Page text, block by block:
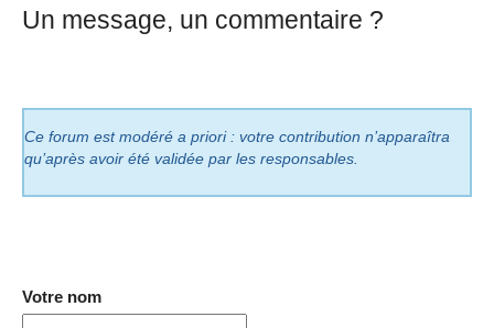
Un message, un commentaire ?
Ce forum est modéré a priori : votre contribution n’apparaîtra
qu’après avoir été validée par les responsables.
Votre nom